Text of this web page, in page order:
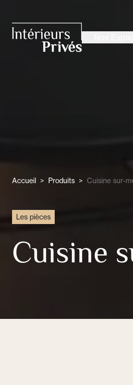
Accueil > Produits > Cuisine sur-
Les pièces
Cuisine